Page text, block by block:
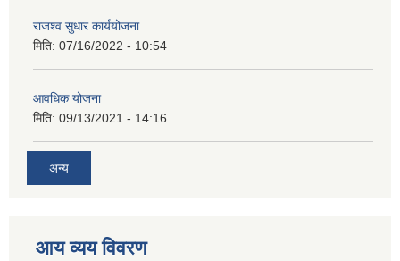
राजश्व सुधार कार्ययोजना
मिति: 07/16/2022 - 10:54
आवधिक योजना
मिति: 09/13/2021 - 14:16
अन्य
आय व्यय विवरण